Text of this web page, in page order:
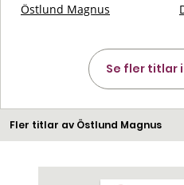
Östlund Magnus
Se fler titlar
Fler titlar av Östlund Magnus